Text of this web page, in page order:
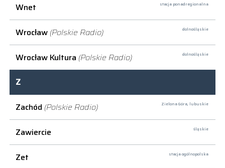
Wnet stacja ponadregionalna
Wrocław (Polskie Radio) dolnośląskie
Wrocław Kultura (Polskie Radio) dolnośląskie
Z
Zachód (Polskie Radio) Zielona Góra, lubuskie
Zawiercie śląskie
Zet stacja ogólnopolska